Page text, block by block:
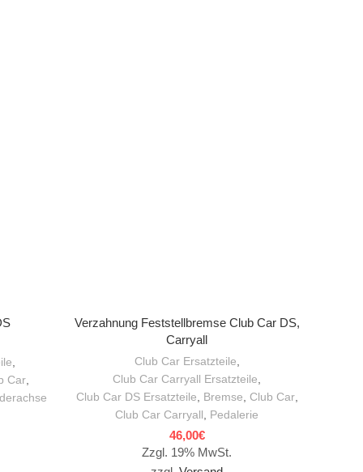
Car
Verzahnung Feststellbremse Club Car DS,
Carryall
Club Car Ersatzteile
Club Car Carryall Ersatzteile
Club Car DS Ersatzteile
Bremse Club Car,
Club Car Carryall
Pedalerie
46,00€
Zzgl. 19% MwSt.